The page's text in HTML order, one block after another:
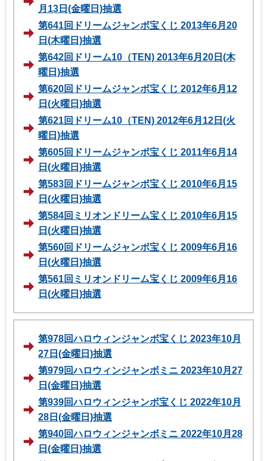
月13日(金曜日)抽選
第641回ドリームジャンボ宝くじ 2013年6月20
日(木曜日)抽選
第642回ドリーム10（TEN) 2013年6月20日(木
曜日)抽選
第620回ドリームジャンボ宝くじ 2012年6月12
日(火曜日)抽選
第621回ドリーム10（TEN) 2012年6月12日(火
曜日)抽選
第605回ドリームジャンボ宝くじ 2011年6月14
日(火曜日)抽選
第583回ドリームジャンボ宝くじ 2010年6月15
日(火曜日)抽選
第584回ミリオンドリーム宝くじ 2010年6月15
日(火曜日)抽選
第560回ドリームジャンボ宝くじ 2009年6月16
日(火曜日)抽選
第561回ミリオンドリーム宝くじ 2009年6月16
日(火曜日)抽選
第978回ハロウィンジャンボ宝くじ 2023年10月
27日(金曜日)抽選
第979回ハロウィンジャンボミニ 2023年10月27
日(金曜日)抽選
第939回ハロウィンジャンボ宝くじ 2022年10月
28日(金曜日)抽選
第940回ハロウィンジャンボミニ 2022年10月28
日(金曜日)抽選